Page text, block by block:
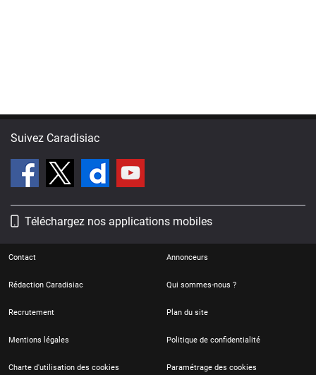
Suivez Caradisiac
Téléchargez nos applications mobiles
Contact Annonceurs
Rédaction Caradisiac Qui sommes-nous ?
Recrutement Plan du site
Mentions légales Politique de confidentialité
Charte d'utilisation des cookies Paramétrage des cookies